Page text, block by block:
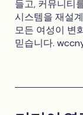
들고, 커뮤니티
시스템을 재설
모든 여성이 변
믿습니다.